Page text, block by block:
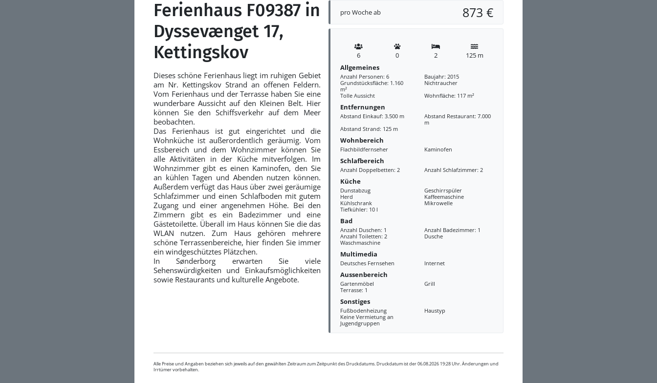
pro Woche ab 873 €
6 0 2
125 m
Allgemeines
Anzahl Personen: 6
Baujahr: 2015
Grundstücksfläche: 1.160
m²
Nichtraucher
Tolle Aussicht
Wohnfläche: 117 m²
Entfernungen
Abstand Einkauf: 3.500 m
Abstand Restaurant: 7.000
m
Abstand Strand: 125 m
Wohnbereich
Flachbildfernseher Kaminofen
Schlafbereich
Anzahl Doppelbetten: 2 Anzahl Schlafzimmer: 2
Küche
Dunstabzug
Geschirrspüler
Herd
Kaffeemaschine
Kühlschrank
Mikrowelle
Tiefkühler: 10 l
Bad
Anzahl Duschen: 1
Anzahl Badezimmer: 1
Anzahl Toiletten: 2
Dusche
Waschmaschine
Multimedia
Deutsches Fernsehen Internet
Aussenbereich
Gartenmöbel
Grill
Terrasse: 1
Sonstiges
Fußbodenheizung
Haustyp
Keine Vermietung an
Jugendgruppen
Ferienhaus F09387 in
Dyssevænget 17,
Kettingskov
Dieses schöne Ferienhaus liegt im ruhigen Gebiet
am Nr. Kettingskov Strand an offenen Feldern.
Vom Ferienhaus und der Terrasse haben Sie eine
wunderbare Aussicht auf den Kleinen Belt. Hier
können Sie den Schiffsverkehr auf dem Meer
beobachten.
Das Ferienhaus ist gut eingerichtet und die
Wohnküche ist außerordentlich geräumig. Vom
Essbereich und dem Wohnzimmer können Sie
alle Aktivitäten in der Küche mitverfolgen. Im
Wohnzimmer gibt es einen Kaminofen, den Sie
an kühlen Tagen und Abenden nutzen können.
Außerdem verfügt das Haus über zwei geräumige
Schlafzimmer und einen Schlafboden mit gutem
Zugang und einer angenehmen Höhe. Bei den
Zimmern gibt es ein Badezimmer und eine
Gästetoilette. Überall im Haus können Sie die das
WLAN nutzen. Zum Haus gehören mehrere
schöne Terrassenbereiche, hier finden Sie immer
ein windgeschütztes Plätzchen.
In Sønderborg erwarten Sie viele
Sehenswürdigkeiten und Einkaufsmöglichkeiten
sowie Restaurants und kulturelle Angebote.
Alle Preise und Angaben beziehen sich jeweils auf den gewählten Zeitraum zum Zeitpunkt des Druckdatums. Druckdatum ist der 06.08.2026 19:28 Uhr. Änderungen und
Irrtümer vorbehalten.